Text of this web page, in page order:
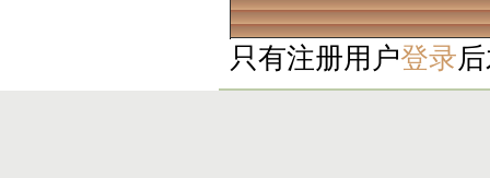
只有注册用户登录